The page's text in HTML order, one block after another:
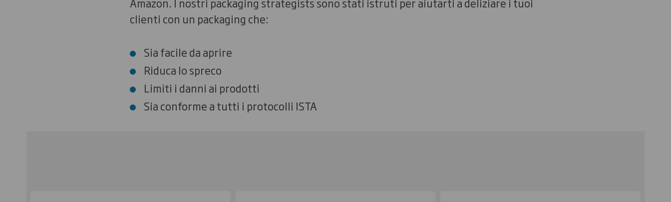
clienti con un packaging che:
Sia facile da aprire
Riduca lo spreco
Limiti i danni ai prodotti
Sia conforme a tutti i protocolli ISTA